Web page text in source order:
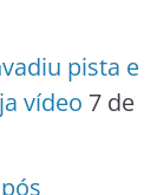
pista e
vídeo 7 de